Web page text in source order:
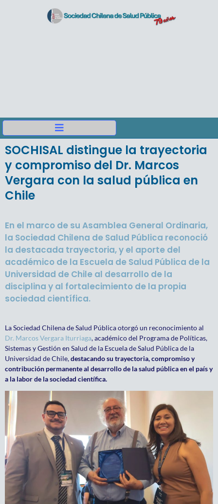
SOCHISAL distingue la trayectoria
y compromiso del Dr. Marcos
Vergara con la salud pública en
Chile
En el marco de su Asamblea General Ordinaria,
la Sociedad Chilena de Salud Pública reconoció
la destacada trayectoria, y el aporte del
académico de la Escuela de Salud Pública de la
Universidad de Chile al desarrollo de la
disciplina y al fortalecimiento de la propia
sociedad científica.
La Sociedad Chilena de Salud Pública otorgó un reconocimiento al
Dr. Marcos Vergara Iturriaga, académico del Programa de Políticas,
Sistemas y Gestión en Salud de la Escuela de Salud Pública de la
Universidad de Chile,destacando su trayectoria, compromiso y
contribución permanente al desarrollo de la salud pública en el país y
a la labor de la sociedad científica.